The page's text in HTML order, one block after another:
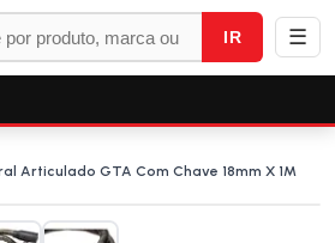
IR ☰
Articulado GTA Com Chave 18mm X 1M